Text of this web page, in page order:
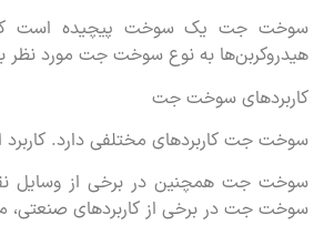
سوخت جت یک سوخت پیچیده است که
هیدروکربن‌ها به نوع سوخت جت مورد نظر
کاربردهای سوخت جت
سوخت جت کاربردهای مختلفی دارد.
سوخت جت همچنین در برخی از وسایل
سوخت جت در برخی از کاربردهای صنعتی،